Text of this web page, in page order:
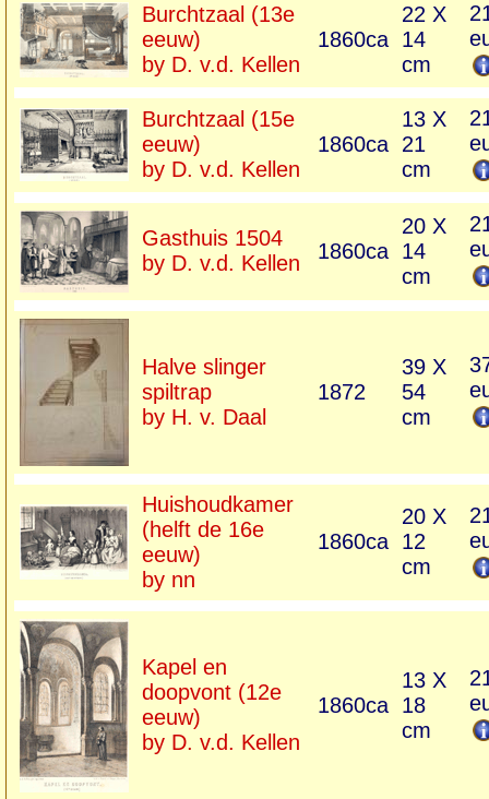
Burchtzaal (13e
eeuw)
by D. v.d. Kellen
1860ca
22 X
14
cm
Burchtzaal (15e
eeuw)
by D. v.d. Kellen
1860ca
13 X
21
cm
Gasthuis 1504
by D. v.d. Kellen
1860ca
20 X
14
cm
Halve slinger
spiltrap
by H. v. Daal
1872
39 X
54
cm
Huishoudkamer
(helft de 16e
eeuw)
by nn
1860ca
20 X
12
cm
Kapel en
doopvont (12e
eeuw)
by D. v.d. Kellen
1860ca
13 X
18
cm